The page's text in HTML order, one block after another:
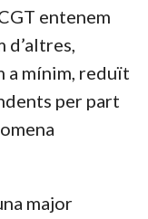
entenem
d’altres,
a mínim, reduït
per part
major